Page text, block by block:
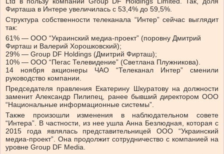
Фирташа в Интере увеличилась с 53,4% до 59,5%.
Структура собственности телеканала “Интер” сейчас выглядит
так:
61% — ООО “Украинский медиа-проект” (поровну Дмитрий
Фирташ и Валерий Хорошковский);
29% — Group DF Holdings (Дмитрий Фирташ);
10% — ООО “Пегас Телевидение” (Светлана Плужникова).
14 ноября акционеры ЧАО “Телеканал Интер” сменили
руководство компании.
Председателя правления Екатерину Шкуратову на должности
заменит Александр Пилипец, ранее бывший директором ООО
“Национальные информационные системы”.
Также произошли изменения в наблюдательном совете
“Интера”. В частности, из нее ушла Анна Безлюдная, которая с
2015 года являлась представительницей ООО “Украинский
медиа-проект”. Она продолжит сотрудничество с компанией на
уровне Group DF Media.